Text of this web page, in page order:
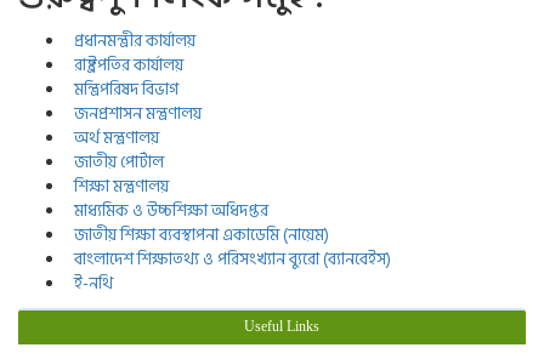
প্রধানমন্ত্রীর কার্যালয়
রাষ্ট্রপতির কার্যালয়
মন্ত্রিপরিষদ বিভাগ
জনপ্রশাসন মন্ত্রণালয়
অর্থ মন্ত্রণালয়
জাতীয় পোর্টাল
শিক্ষা মন্ত্রণালয়
মাধ্যমিক ও উচ্চশিক্ষা অধিদপ্তর
জাতীয় শিক্ষা ব্যবস্থাপনা একাডেমি (নায়েম)
বাংলাদেশ শিক্ষাতথ্য ও পরিসংখ্যান ব্যুরো (ব্যানবেইস)
ই-নথি
Useful Links